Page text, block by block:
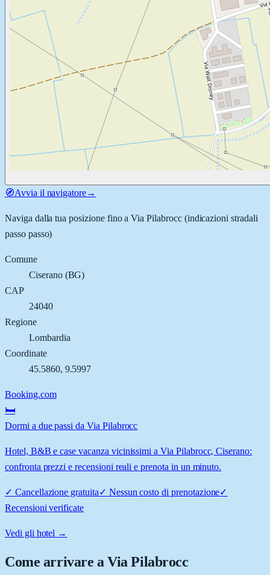
🧭Avvia il navigatore→
Naviga dalla tua posizione fino aVia Pilabrocc(indicazioni stradali
passo passo)
Comune
Ciserano(BG)
CAP
24040
Regione
Lombardia
Coordinate
45.5860, 9.5997
Booking.com
🛏️
Dormi a due passi da Via Pilabrocc
Hotel, B&B e case vacanza vicinissimi a Via Pilabrocc, Ciserano:
confronta prezzi e recensioni reali e prenota in un minuto.
✓ Cancellazione gratuita✓ Nessun costo di prenotazione✓
Recensioni verificate
Vedi gli hotel →
Come arrivare aVia Pilabrocc